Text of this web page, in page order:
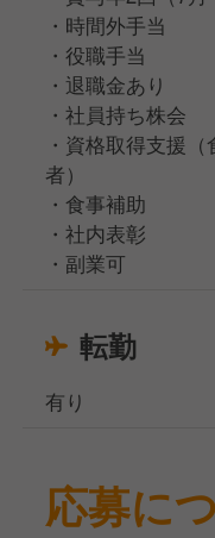
・時間外手当
・役職手当
・退職金あり
・社員持ち株会
・資格取得支援
者）
・食事補助
・社内表彰
・副業可
転勤
有り
応募に